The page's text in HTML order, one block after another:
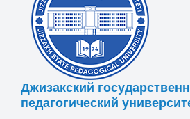
Джизакский
педагогический